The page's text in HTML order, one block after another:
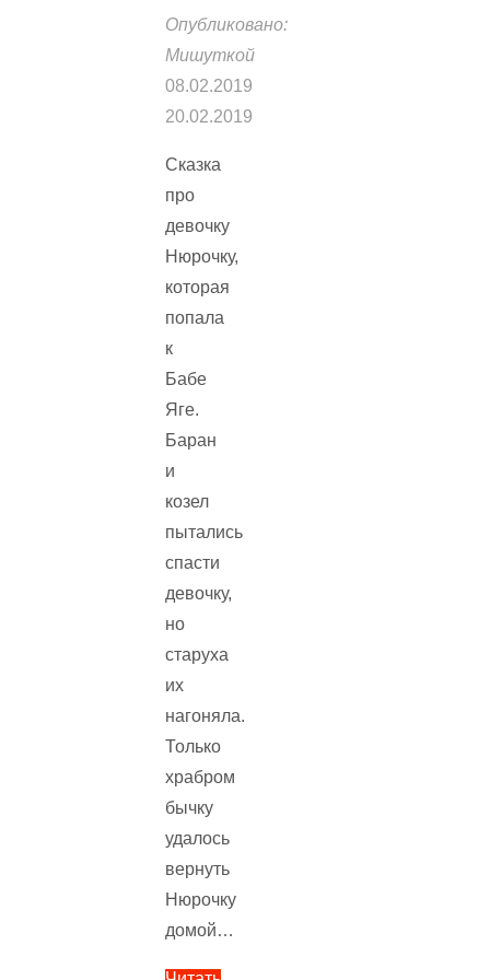
Опубликовано:
Мишуткой
08.02.2019
20.02.2019
Сказка
про
девочку
Нюрочку,
которая
попала
к
Бабе
Яге.
Баран
и
козел
пытались
спасти
девочку,
но
старуха
их
нагоняла.
Только
храбром
бычку
удалось
вернуть
Нюрочку
домой…